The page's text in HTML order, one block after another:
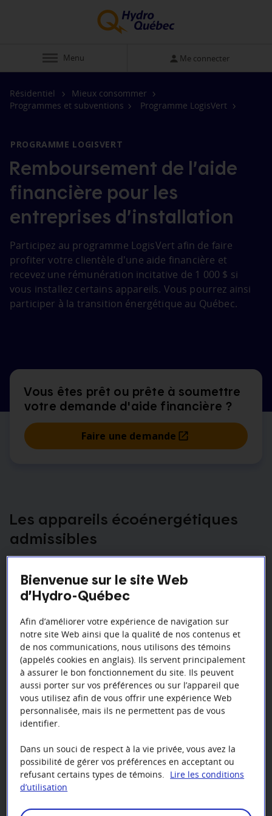
Afficher
Menu Me connecter
Résidentiel
Mieux consommer
Programmes et subventions
Programme LogisVert
PROGRAMME LOGISVERT
Remboursement de l’aide
financière pour les
entreprises d’installation
Participez au programme LogisVert afin de faire
profiter votre clientèle d'une aide financière et
recevez une rémunération incitative de 1 000 $ si
vous installez certains appareils. Vous pourrez ainsi
participer à la transition énergétique au Québec.
Vous êtes prêt ou prête à soumettre
votre demande d'aide financière ?
Faire une demande
Les appareils écoénergétiques
admissibles
énergétique avantageuses en installant des
accumulateurs de chaleur ou des thermopompes
plan dans la transition énergétique en plus de vous
démarquer de la concurrence.
Pour plus d’information, consultezle Guide de
participation à l’intention des entreprises
d’installation [PDF 171ko].
Bienvenue sur le site Web
d’Hydro-Québec
Afin d’améliorer votre expérience de navigation sur
notre site Web ainsi que la qualité de nos contenus et
de nos communications, nous utilisons des témoins
(appelés cookies en anglais). Ils servent principalement
à assurer le bon fonctionnement du site. Ils peuvent
aussi porter sur vos préférences ou sur l’appareil que
vous utilisez afin de vous offrir une expérience Web
personnalisée, mais ils ne permettent pas de vous
identifier.
Dans un souci de respect à la vie privée, vous avez la
possibilité de gérer vos préférences en acceptant ou
refusant certains types de témoins. Lire les conditions
d’utilisation